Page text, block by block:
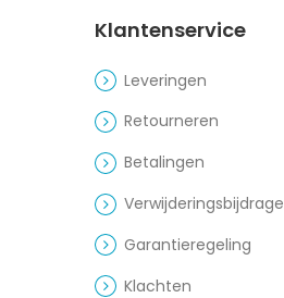
Klantenservice
Leveringen
Retourneren
Betalingen
Verwijderingsbijdrage
Garantieregeling
Klachten